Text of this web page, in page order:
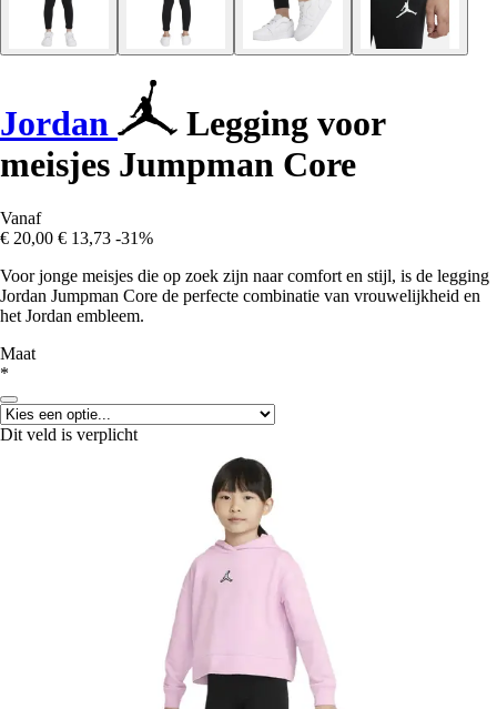
Jordan
Legging voor
meisjes Jumpman Core
Vanaf
€ 20,00 € 13,73 -31%
Voor jonge meisjes die op zoek zijn naar comfort en stijl, is de legging
Jordan Jumpman Core de perfecte combinatie van vrouwelijkheid en
het Jordan embleem.
Maat
*
Dit veld is verplicht